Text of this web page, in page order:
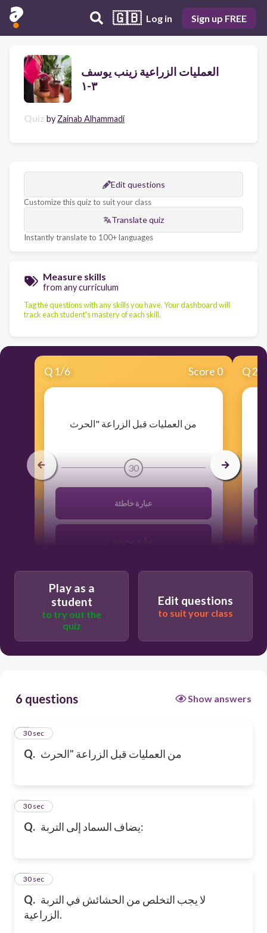
🇬🇧 Log in Sign up FREE
العمليات الزراعية زينب يوسف
٣-١
Quiz by Zainab Alhammadi
Edit questions
Customize this quiz to suit your class
Translate quiz
Instantly translate to 100+ languages
Measure skills
from any curriculum
Tag the questions with any skills you have. Your dashboard will
track each student's mastery of each skill.
Q 1/6 Score 0
​من العمليات قبل الزراعة "الحرث
30
عبارة خاطئة
Q2
Play as a
student
to try out the
quiz
Edit questions
to suit your class
6 questions Show answers
Q. من العمليات قبل الزراعة "الحرث
1
30 sec
Q. يضاف السماد إلى التربة:
2
30 sec
Q. لا يجب التخلص من الحشائش في التربة
الزراعية.
3
30 sec